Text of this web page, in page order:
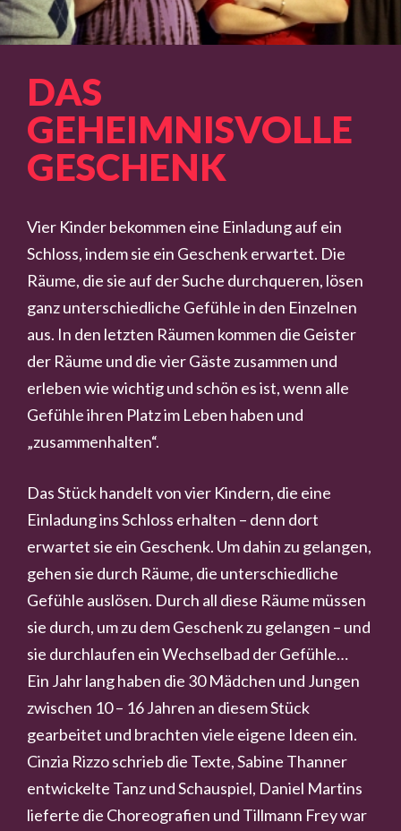
DAS
GEHEIMNISVOLLE
GESCHENK
Vier Kinder bekommen eine Einladung auf ein
Schloss, indem sie ein Geschenk erwartet. Die
Räume, die sie auf der Suche durchqueren, lösen
ganz unterschiedliche Gefühle in den Einzelnen
aus. In den letzten Räumen kommen die Geister
der Räume und die vier Gäste zusammen und
erleben wie wichtig und schön es ist, wenn alle
Gefühle ihren Platz im Leben haben und
„zusammenhalten“.
Das Stück handelt von vier Kindern, die eine
Einladung ins Schloss erhalten – denn dort
erwartet sie ein Geschenk. Um dahin zu gelangen,
gehen sie durch Räume, die unterschiedliche
Gefühle auslösen. Durch all diese Räume müssen
sie durch, um zu dem Geschenk zu gelangen – und
sie durchlaufen ein Wechselbad der Gefühle…
Ein Jahr lang haben die 30 Mädchen und Jungen
zwischen 10 – 16 Jahren an diesem Stück
gearbeitet und brachten viele eigene Ideen ein.
Cinzia Rizzo schrieb die Texte, Sabine Thanner
entwickelte Tanz und Schauspiel, Daniel Martins
lieferte die Choreografien und Tillmann Frey war